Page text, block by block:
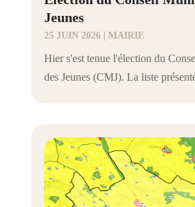
Jeunes
25 JUIN 2026| MAIRIE
Hier s'est tenue l'élection du
des Jeunes (CMJ). La liste